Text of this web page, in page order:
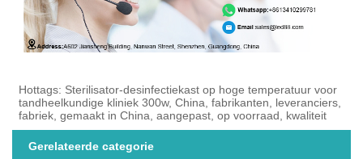
Hottags: Sterilisator-desinfectiekast op hoge temperatuur voor
tandheelkundige kliniek 300w, China, fabrikanten, leveranciers,
fabriek, gemaakt in China, aangepast, op voorraad, kwaliteit
Gerelateerde categorie